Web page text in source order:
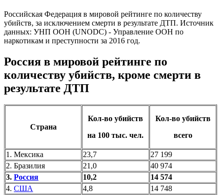
Российская Федерация в мировой рейтинге по количеству
убийств, за исключением смерти в результате ДТП. Источник
данных: УНП ООН (UNODC) - Управление ООН по
наркотикам и преступности за 2016 год.
Россия в мировой рейтинге по
количеству убийств, кроме смерти в
результате ДТП
Страна
Кол-во убийств
на 100 тыс. чел.
Кол-во убийств
всего
1. Мексика 23,7
27 199
2. Бразилия
21,0
40 974
3. Россия 10,2
14 574
4. США 4,8
14 748